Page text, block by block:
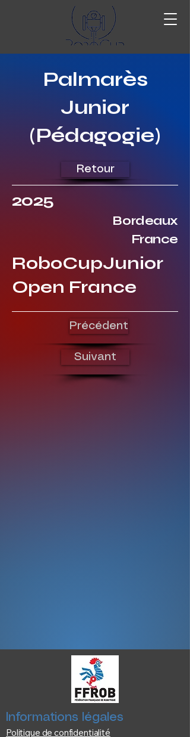
Palmarès
Junior
(Pédagogie)
Retour
2025
Bordeaux
France
RoboCupJunior
Open France
Précédent
Suivant
Informations légales
Politique de confidentialité